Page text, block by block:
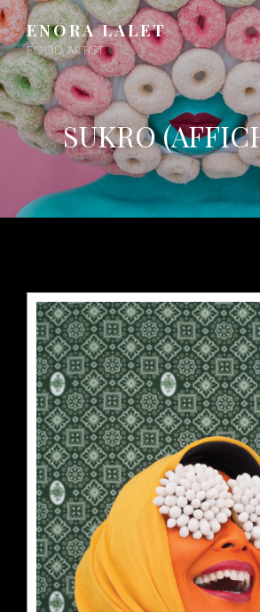
ENORA LALET
FOOD ARTIST
SUKRO